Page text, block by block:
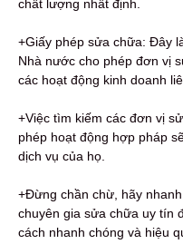
chất lượng nhất định.
+Giấy phép sửa chữa: Đây
Nhà nước cho phép đơn vị
các hoạt động kinh doanh
+Việc tìm kiếm các đơn vị
phép hoạt động hợp pháp
dịch vụ của họ.
+Đừng chần chừ, hãy
chuyên gia sửa chữa uy tín
cách nhanh chóng và hiệu